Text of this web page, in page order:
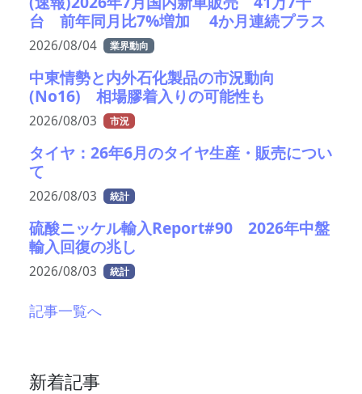
台 前年同月比7%増加 4か月連続プラス
2026/08/04 業界動向
中東情勢と内外石化製品の市況動向
(No16) 相場膠着入りの可能性も
2026/08/03 市況
タイヤ：26年6月のタイヤ生産・販売につい
て
2026/08/03 統計
硫酸ニッケル輸入Report#90 2026年中盤
輸入回復の兆し
2026/08/03 統計
記事一覧へ
新着記事